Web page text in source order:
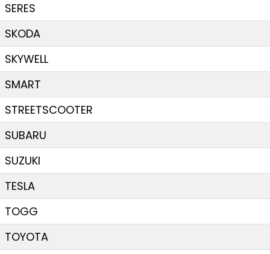
SERES
SKODA
SKYWELL
SMART
STREETSCOOTER
SUBARU
SUZUKI
TESLA
TOGG
TOYOTA